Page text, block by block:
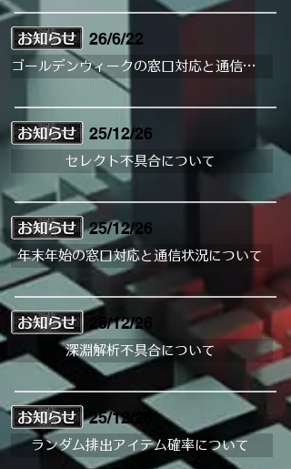
26/6/22
ゴールデンウィークの窓口対応と通信状況について
25/12/26
セレクト不具合について
25/12/26
年末年始の窓口対応と通信状況について
25/12/26
深淵解析不具合について
25/12/26
ランダム排出アイテム確率について